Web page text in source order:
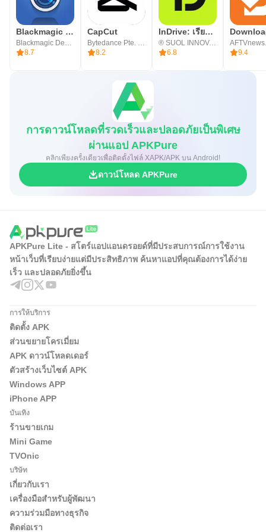
Blackmagic Camera
Blackmagic Design Inc.
8.7
CapCut
Bytedance Pte. Ltd.
8.2
InDrive: เรียกรถ & เดลิเวอรี่
® SUOL INNOVATIONS LTD
6.8
9.4
การดาวน์โหลดที่รวดเร็วและปลอดภัยเป็นพิเศษ
ผ่านแอป APKPure
คลิกเพียงครั้งเดียวเพื่อติดตั้งไฟล์ XAPK/APK บน Android!
ดาวน์โหลด APKPure
APKPure Lite - สโตร์แอปแอนดรอยด์ที่มีประสบการณ์การใช้งาน
หน้าเว็บที่เรียบง่ายแต่มีประสิทธิภาพ ค้นหาแอปที่คุณต้องการได้ง่าย
เร็ว และปลอดภัยยิ่งขึ้น
การให้บริการ
ติดตั้ง APK
ส่วนขยายโครเมี่ยม
APK ดาวน์โหลดเดอร์
ตัวสร้างเว็บไซต์ APK
Windows APP
iPhone APP
บันเทิง
ร้านขายเกม
Mini Game
TVOnic
บริษัท
เกี่ยวกับเรา
เครื่องมือสำหรับผู้พัฒนา
ความร่วมมือทางธุรกิจ
ติดต่อเรา